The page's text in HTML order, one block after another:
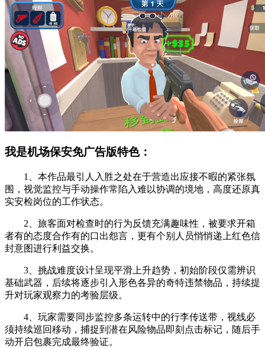
我是机场保安免广告版特色：
1、本作品最引人入胜之处在于营造出应接不暇的紧张氛
围，视觉监控与手动操作常陷入难以协调的境地，高度还原真
实安检岗位的工作状态。
2、旅客面对检查时的行为反馈充满趣味性，被要求开箱
者有的态度合作有的口出怨言，更有个别人员悄悄递上红色信
封意图进行利益交换。
3、挑战难度设计呈现平滑上升趋势，初始阶段仅需辨识
基础武器，后续将逐步引入形色各异的奇特违禁物品，持续提
升对玩家观察力的考验层级。
4、玩家需要同步监控多条运转中的行李传送带，视线必
须持续巡回移动，捕捉到潜在风险物品即刻点击标记，随后手
动开启包裹完成最终验证。